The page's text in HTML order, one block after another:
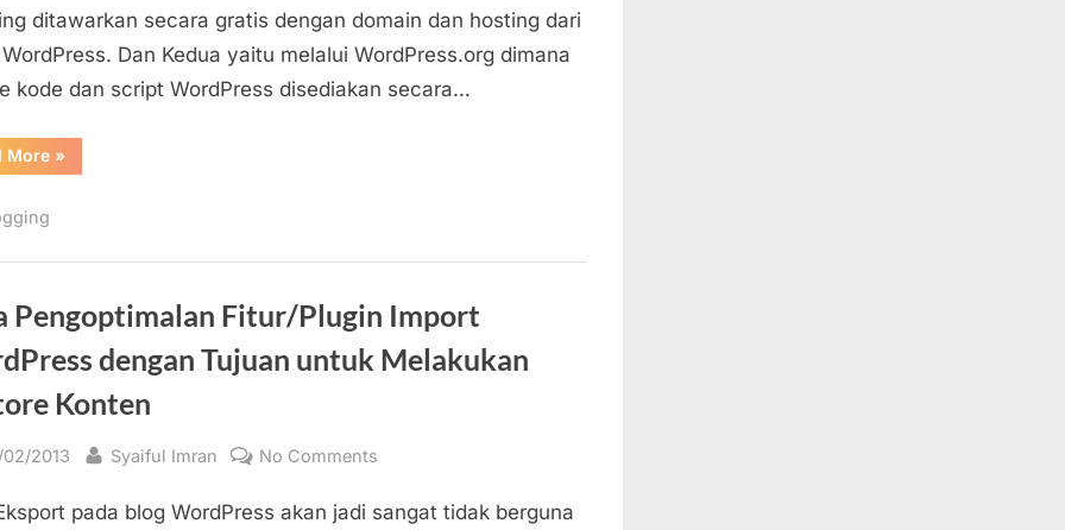
ditawarkan secara gratis dengan domain dan hosting dari
Dan Kedua yaitu melalui WordPress.org dimana
kode dan script WordPress disediakan secara…
More“Mengelola
Blog
»
Pengoptimalan Fitur/Plugin Import
dengan Tujuan untuk Melakukan
Konten
2013 By
Syaiful Imran No Comments
Pengoptimalan
pada blog WordPress akan jadi sangat tidak berguna